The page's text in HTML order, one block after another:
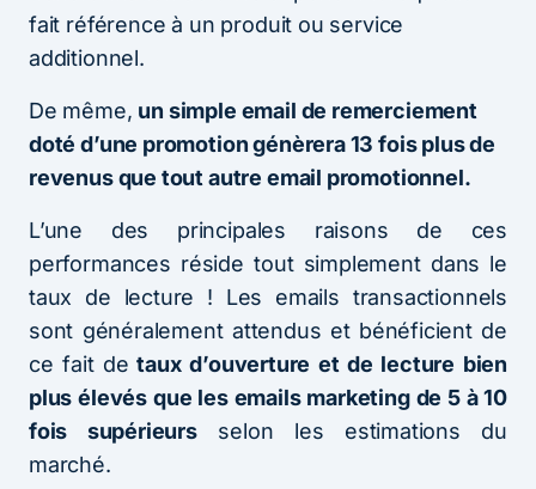
fait référence à un produit ou service
additionnel.
De même, un simple email de remerciement
doté d’une promotion génèrera 13 fois plus de
revenus que tout autre email promotionnel.
L’une des principales raisons de ces
performances réside tout simplement dans le
taux de lecture ! Les emails transactionnels
sont généralement attendus et bénéficient de
ce fait de taux d’ouverture et de lecture bien
plus élevés que les emails marketing de 5 à 10
fois supérieursselon les estimations du
marché.